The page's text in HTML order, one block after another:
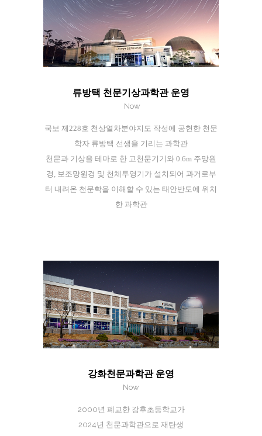
류방택 천문기상과학관 운영
Now
국보 제228호 천상열차분야지도 작성에 공헌한 천문
학자 류방택 선생을 기리는 과학관
천문과 기상을 테마로 한 고천문기기와 0.6m 주망원
경, 보조망원경 및 천체투영기가 설치되어 과거로부
터 내려온 천문학을 이해할 수 있는 태안반도에 위치
한 과학관
강화천문과학관 운영
Now
2000년 폐교한 강후초등학교가
2024년 천문과학관으로 재탄생